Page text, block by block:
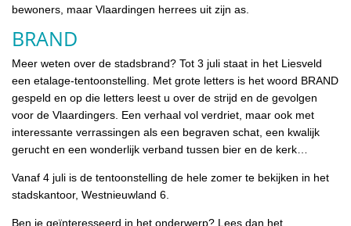
bewoners, maar Vlaardingen herrees uit zijn as.
BRAND
Meer weten over de stadsbrand? Tot 3 juli staat in het Liesveld
een etalage-tentoonstelling. Met grote letters is het woord BRAND
gespeld en op die letters leest u over de strijd en de gevolgen
voor de Vlaardingers. Een verhaal vol verdriet, maar ook met
interessante verrassingen als een begraven schat, een kwalijk
gerucht en een wonderlijk verband tussen bier en de kerk…
Vanaf 4 juli is de tentoonstelling de hele zomer te bekijken in het
stadskantoor, Westnieuwland 6.
Ben je geïnteresseerd in het onderwerp? Lees dan het